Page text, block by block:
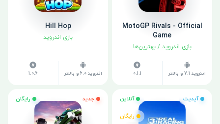
MotoGP Rivals - Official
Game
بازی اندروید /بهترین‌ها
اندروید 7.1 و بالاتر 0.1.1
Hill Hop
بازی اندروید
اندروید 6.0 و بالاتر 1.0.6
آپدیت آنلاین
رایگان
جدید رایگان